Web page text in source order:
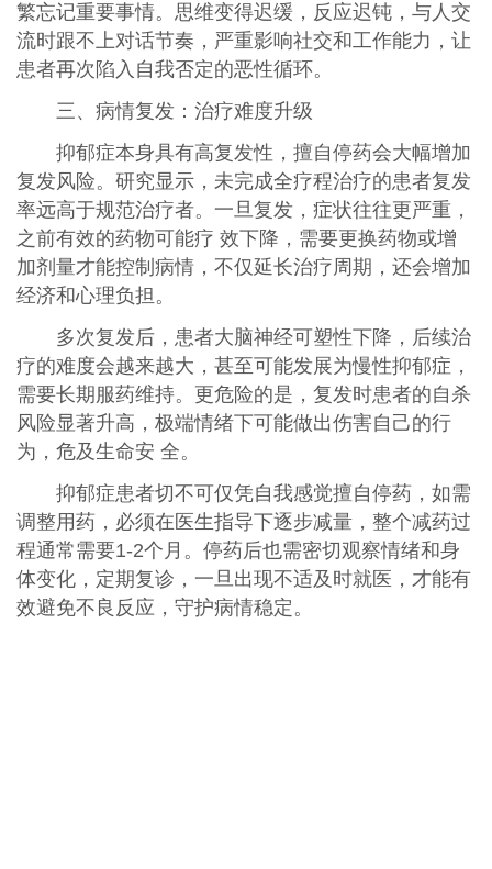
繁忘记重要事情。思维变得迟缓，反应迟钝，与人交
流时跟不上对话节奏，严重影响社交和工作能力，让
患者再次陷入自我否定的恶性循环。
三、病情复发：治疗难度升级
抑郁症本身具有高复发性，擅自停药会大幅增加
复发风险。研究显示，未完成全疗程治疗的患者复发
率远高于规范治疗者。一旦复发，症状往往更严重，
之前有效的药物可能疗 效下降，需要更换药物或增
加剂量才能控制病情，不仅延长治疗周期，还会增加
经济和心理负担。
多次复发后，患者大脑神经可塑性下降，后续治
疗的难度会越来越大，甚至可能发展为慢性抑郁症，
需要长期服药维持。更危险的是，复发时患者的自杀
风险显著升高，极端情绪下可能做出伤害自己的行
为，危及生命安 全。
抑郁症患者切不可仅凭自我感觉擅自停药，如需
调整用药，必须在医生指导下逐步减量，整个减药过
程通常需要1-2个月。停药后也需密切观察情绪和身
体变化，定期复诊，一旦出现不适及时就医，才能有
效避免不良反应，守护病情稳定。